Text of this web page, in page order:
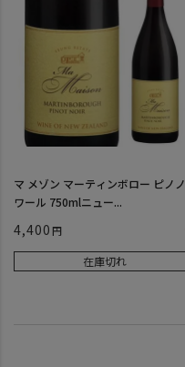
マ メゾン マーティンボロー ピノノ
ワール 750mlニュー...
4,400
在庫切れ